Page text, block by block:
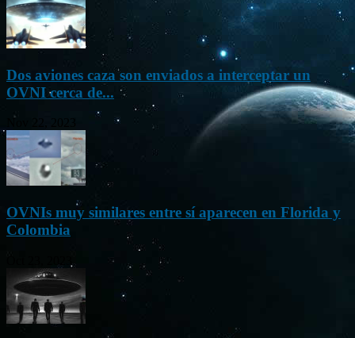
Dos aviones caza son enviados a interceptar un
OVNI cerca de...
OVNIs muy similares entre sí aparecen en Florida y
Colombia